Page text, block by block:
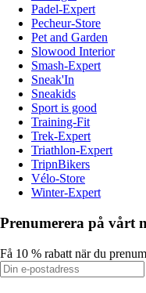
Padel-Expert
Pecheur-Store
Pet and Garden
Slowood Interior
Smash-Expert
Sneak'In
Sneakids
Sport is good
Training-Fit
Trek-Expert
Triathlon-Expert
TripnBikers
Vélo-Store
Winter-Expert
Prenumerera på vårt
Få 10 % rabatt när du